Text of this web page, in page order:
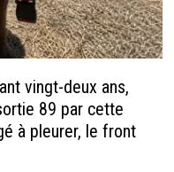
vingt-deux ans,
89 par cette
à pleurer, le front